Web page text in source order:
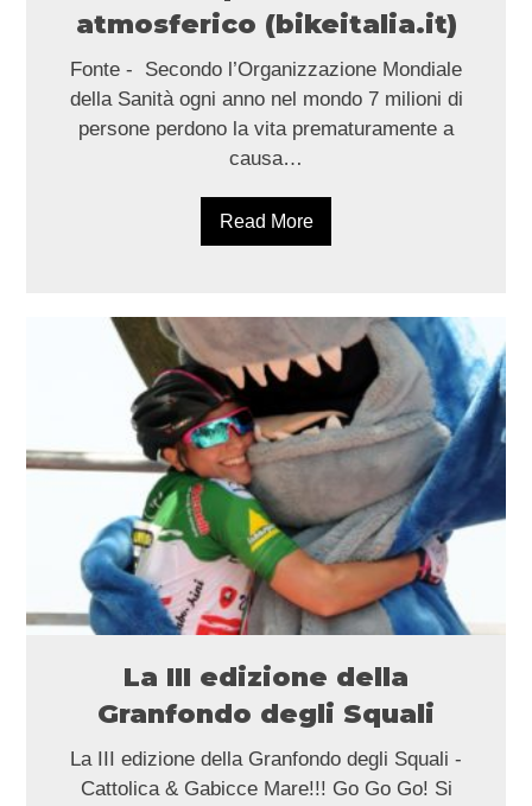
atmosferico (bikeitalia.it)
Fonte - Secondo l’Organizzazione Mondiale
della Sanità ogni anno nel mondo 7 milioni di
persone perdono la vita prematuramente a
causa…
Read More
La III edizione della
Granfondo degli Squali
La III edizione della Granfondo degli Squali -
Cattolica & Gabicce Mare!!! Go Go Go! Si